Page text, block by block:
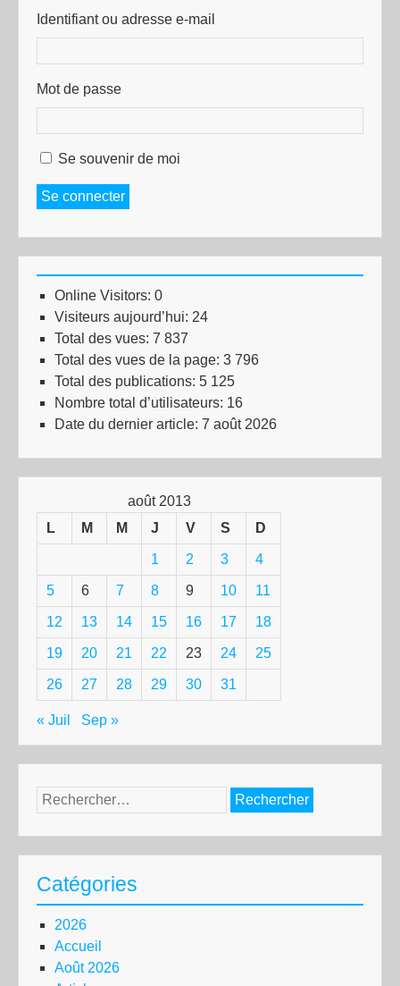
Identifiant ou adresse e-mail
Mot de passe
Se souvenir de moi
Se connecter
Online Visitors: 0
Visiteurs aujourd’hui: 24
Total des vues: 7 837
Total des vues de la page: 3 796
Total des publications: 5 125
Nombre total d’utilisateurs: 16
Date du dernier article: 7 août 2026
août 2013
L
M M J V S D
1 2 3 4
5 6 7 8 9 10 11
12 13 14 15 16 17 18
19 20 21 22 23 24 25
26 27 28 29 30 31
« Juil Sep »
Rechercher :
Catégories
2026
Accueil
Août 2026